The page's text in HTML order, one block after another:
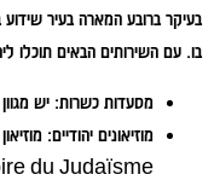
בעיקר ברובע המארה בעיר
בו. עם השירותים הבאים תוכלו
מסעדות כשרות: יש
מוזיאונים יהודיים:
du Judaïsme).